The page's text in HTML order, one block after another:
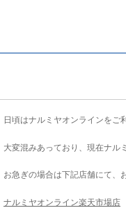
日頃はナルミヤオンラインをご
大変混みあっており、現在ナル
お急ぎの場合は下記店舗にて、
ナルミヤオンライン楽天市場店